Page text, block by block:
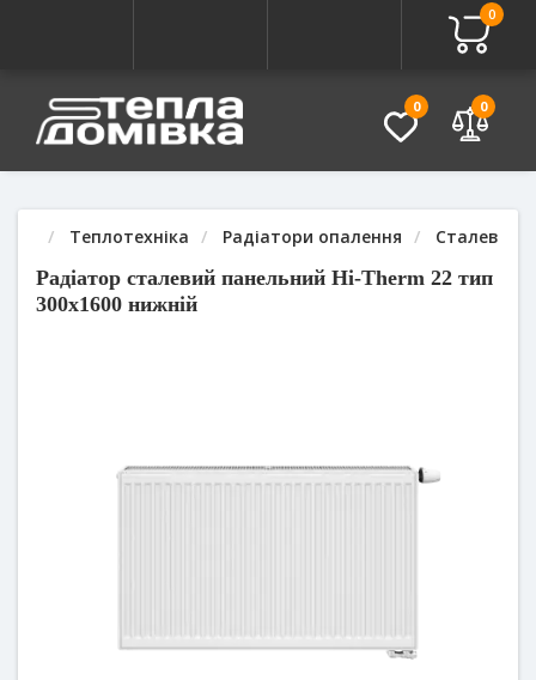
0
0 0
Теплотехніка Радіатори опалення Сталеві
Радіатор сталевий панельний Hi-Therm 22 тип
300x1600 нижній
Питання - Відповідь